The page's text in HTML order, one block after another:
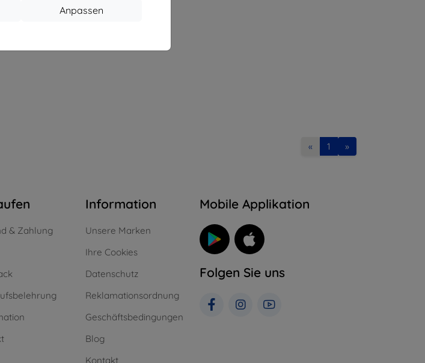
Anpassen
« 1 »
& Zahlung
Information
Unsere Marken
Ihre Cookies
Datenschutz
Reklamationsordnung
Geschäftsbedingungen
Blog
Kontakt
Mobile Applikation
Folgen Sie uns